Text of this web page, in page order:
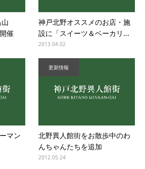
山
催
神戸北野オススメのお店・施
設に「スイーツ＆ベーカリ...
2013.04.02
マン
更新情報
北野異人館街をお散歩中のわ
んちゃんたちを追加
2012.05.24